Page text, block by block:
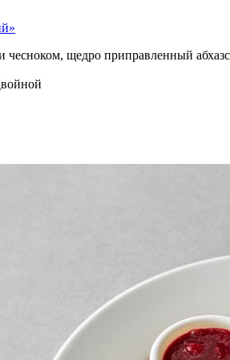
чесноком, щедро приправленный